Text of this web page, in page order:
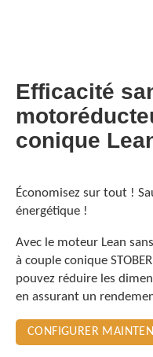
Efficacité
conique
Économisez sur tout !
énergétique !
Avec le moteur Lean
à couple conique
pouvez réduire les
en assurant un
CONFIGURER